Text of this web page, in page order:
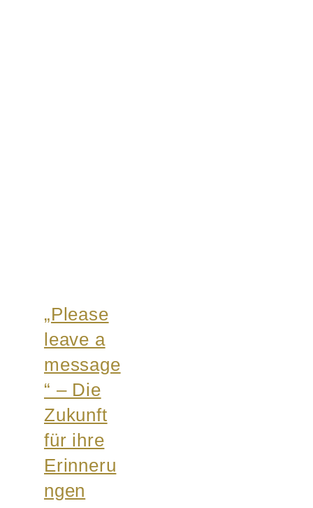
„Please
leave a
message
“ – Die
Zukunft
für ihre
Erinneru
ngen